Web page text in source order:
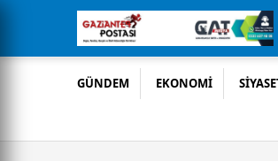
GÜNDEM EKONOMİ